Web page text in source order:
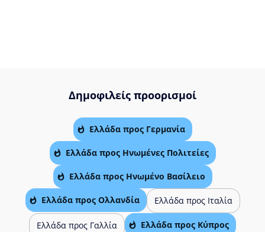
Δημοφιλείς προορισμοί
Ελλάδα προς Γερμανία
Ελλάδα προς Ηνωμένες Πολιτείες
Ελλάδα προς Ηνωμένο Βασίλειο
Ελλάδα προς Ολλανδία Ελλάδα προς Ιταλία
Ελλάδα προς Γαλλία Ελλάδα προς Κύπρος